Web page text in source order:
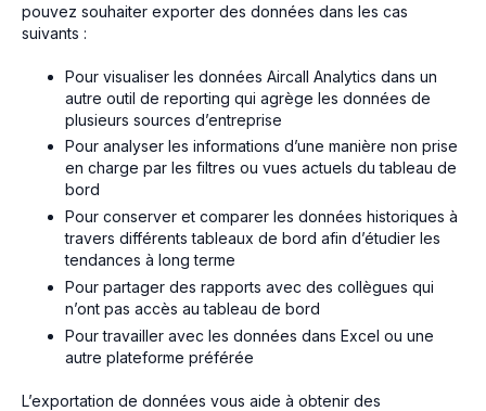
pouvez souhaiter exporter des données dans les cas
suivants :
Pour visualiser les données Aircall Analytics dans un
autre outil de reporting qui agrège les données de
plusieurs sources d’entreprise
Pour analyser les informations d’une manière non prise
en charge par les filtres ou vues actuels du tableau de
bord
Pour conserver et comparer les données historiques à
travers différents tableaux de bord afin d’étudier les
tendances à long terme
Pour partager des rapports avec des collègues qui
n’ont pas accès au tableau de bord
Pour travailler avec les données dans Excel ou une
autre plateforme préférée
L’exportation de données vous aide à obtenir des